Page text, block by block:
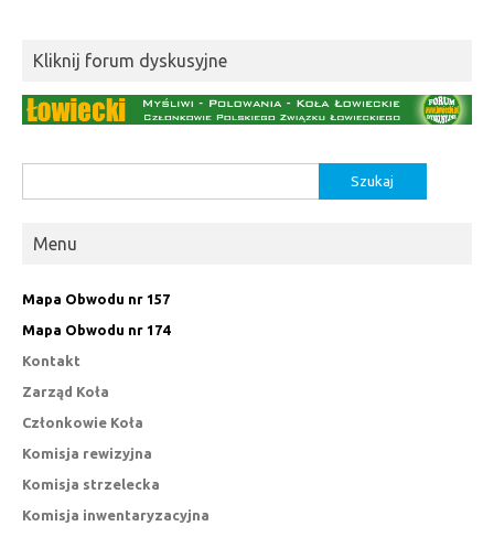
Kliknij forum dyskusyjne
Menu
Mapa Obwodu nr 157
Mapa Obwodu nr 174
Kontakt
Zarząd Koła
Członkowie Koła
Komisja rewizyjna
Komisja strzelecka
Komisja inwentaryzacyjna